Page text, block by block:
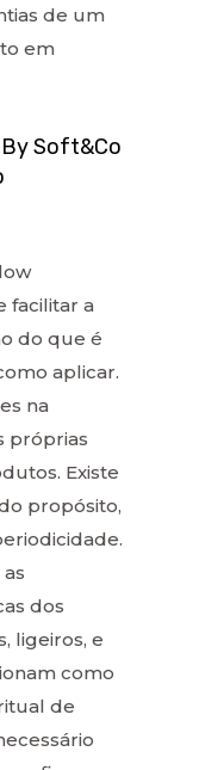
de um
em
Soft&Co
facilitar a
do que é
aplicar.
na
próprias
Existe
propósito,
dos
ligeiros, e
como
de